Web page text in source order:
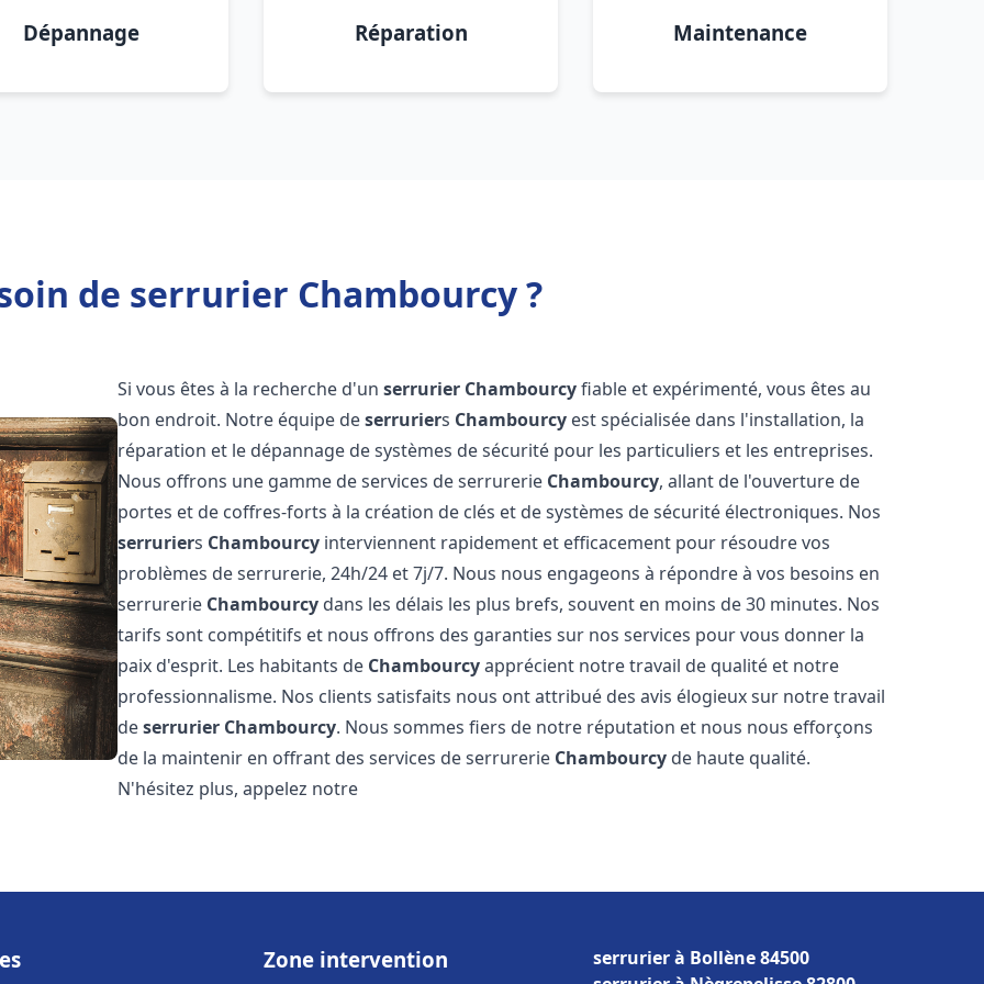
Dépannage Réparation Maintenance
de serrurier Chambourcy ?
Si vous êtes à la recherche d'unserrurier Chambourcyfiable et expérimenté, vous êtes au
bon endroit. Notre équipe deserruriers Chambourcy est spécialisée dans l'installation, la
réparation et le dépannage de systèmes de sécurité pour les particuliers et les entreprises.
Nous offrons une gamme de services de serrurerie Chambourcy, allant de l'ouverture de
portes et de coffres-forts à la création de clés et de systèmes de sécurité électroniques. Nos
serruriers Chambourcy interviennent rapidement et efficacement pour résoudre vos
problèmes de serrurerie, 24h/24 et 7j/7. Nous nous engageons à répondre à vos besoins en
serrurerie Chambourcy dans les délais les plus brefs, souvent en moins de 30 minutes. Nos
tarifs sont compétitifs et nous offrons des garanties sur nos services pour vous donner la
paix d'esprit. Les habitants de Chambourcyapprécient notre travail de qualité et notre
professionnalisme. Nos clients satisfaits nous ont attribué des avis élogieux sur notre travail
deserrurier Chambourcy. Nous sommes fiers de notre réputation et nous nous efforçons
de la maintenir en offrant des services de serrurerie Chambourcy de haute qualité.
N'hésitez plus, appelez notre
Zone intervention
serrurier à Bollène 84500